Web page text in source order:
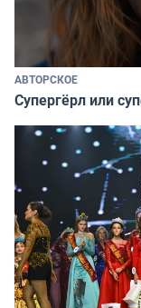
АВТОРСКОЕ
Супергёрл или